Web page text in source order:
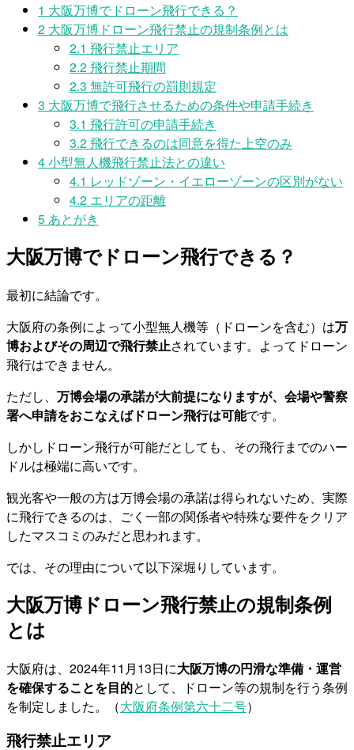
1 大阪万博でドローン飛行できる？
2 大阪万博ドローン飛行禁止の規制条例とは
2.1 飛行禁止エリア
2.2飛行禁止期間
2.3 無許可飛行の罰則規定
3 大阪万博で飛行させるための条件や申請手続き
3.1 飛行許可の申請手続き
3.2飛行できるのは同意を得た上空のみ
4小型無人機飛行禁止法との違い
4.1 レッドゾーン・イエローゾーンの区別がない
4.2 エリアの距離
5 あとがき
大阪万博でドローン飛行できる？
最初に結論です。
大阪府の条例によって小型無人機等（ドローンを含む）は万
博およびその周辺で飛行禁止されています。よってドローン
飛行はできません。
ただし、 万博会場の承諾が大前提になりますが、会場や警察
署へ申請をおこなえばドローン飛行は可能です。
しかしドローン飛行が可能だとしても、その飛行までのハー
ドルは極端に高いです。
観光客や一般の方は万博会場の承諾は得られないため、実際
に飛行できるのは、ごく一部の関係者や特殊な要件をクリア
したマスコミのみだと思われます。
では、その理由について以下深堀りしています。
大阪万博ドローン飛行禁止の規制条例
とは
大阪府は、2024年11月13日に大阪万博の円滑な準備・運営
を確保することを目的として、ドローン等の規制を行う条例
を制定しました。（大阪府条例第六十二号）
飛行禁止エリア